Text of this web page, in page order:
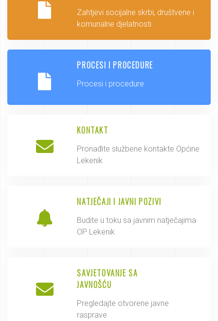
Zahtjevi socijalne skrbi, društvene i
komunalne djelatnosti
PROCESI I PROCEDURE
Procesi i procedure
KONTAKT
Pronađite službene kontakte Općine
Lekenik
NATJEČAJI I JAVNI POZIVI
Budite u toku sa javnim natječajima
OP Lekenik
SAVJETOVANJE SA
JAVNOŠĆU
Pregledajte otvorene javne
rasprave